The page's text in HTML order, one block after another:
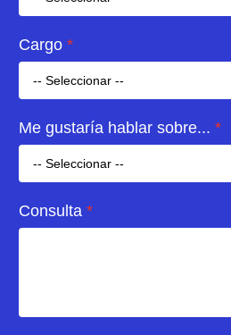
Cargo
Me gustaría hablar sobre...
Consulta